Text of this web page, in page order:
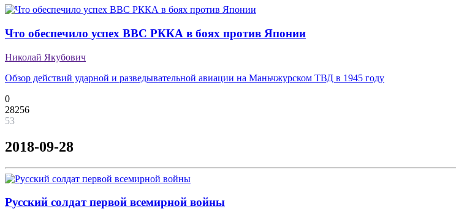
Что обеспечило успех ВВС РККА в боях против Японии
Николай Якубович
Обзор действий ударной и разведывательной авиации на Маньчжурском ТВД в 1945 году
0
28256
53
2018-09-28
Русский солдат первой всемирной войны